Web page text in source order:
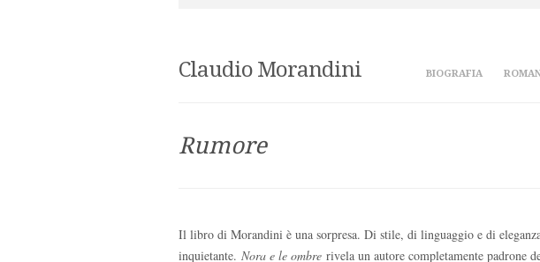
Claudio Morandini BIOGRAFIA
Rumore
Il libro di Morandini è una sorpresa. Di stile, di linguaggio e di
inquietante. Nora e le ombre rivela un autore completamente padrone